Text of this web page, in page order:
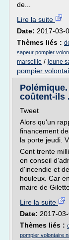
de...
Lire la suite
Date: 2017-03-
Thèmes liés :
sapeur pompier
marseille / jeune
pompier
coûtent-ils
Tweet
Alors qu'un
financement
la porte jeudi.
Cent trente
en conseil
d'incendie et
houleux. Car
maire de
Lire la suite
Date: 2017-
Thèmes liés :
pompier volontaire